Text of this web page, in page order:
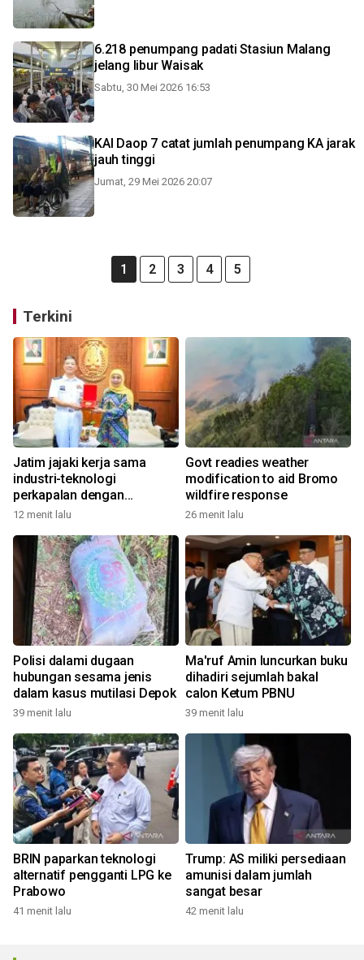
6.218 penumpang padati Stasiun Malang
jelang libur Waisak
Sabtu, 30 Mei 2026 16:53
KAI Daop 7 catat jumlah penumpang KA jarak
jauh tinggi
Jumat, 29 Mei 2026 20:07
1 2 3 4 5
Terkini
Jatim jajaki kerja sama
industri-teknologi
perkapalan dengan
Tiongkok
12 menit lalu
Govt readies weather
modification to aid Bromo
wildfire response
26 menit lalu
Polisi dalami dugaan
hubungan sesama jenis
dalam kasus mutilasi Depok
39 menit lalu
Ma'ruf Amin luncurkan buku
dihadiri sejumlah bakal
calon Ketum PBNU
39 menit lalu
BRIN paparkan teknologi
alternatif pengganti LPG ke
Prabowo
41 menit lalu
Trump: AS miliki persediaan
amunisi dalam jumlah
sangat besar
42 menit lalu